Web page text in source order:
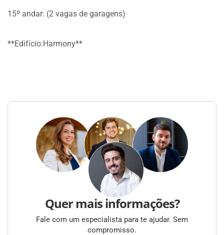
15º andar: (2 vagas de garagens)
**Edifício:Harmony**
Quer mais informações?
Fale com um especialista para te ajudar. Sem
compromisso.